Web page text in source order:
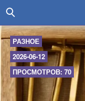
РАЗНОЕ
2026-06-12
ПРОСМОТРОВ: 70